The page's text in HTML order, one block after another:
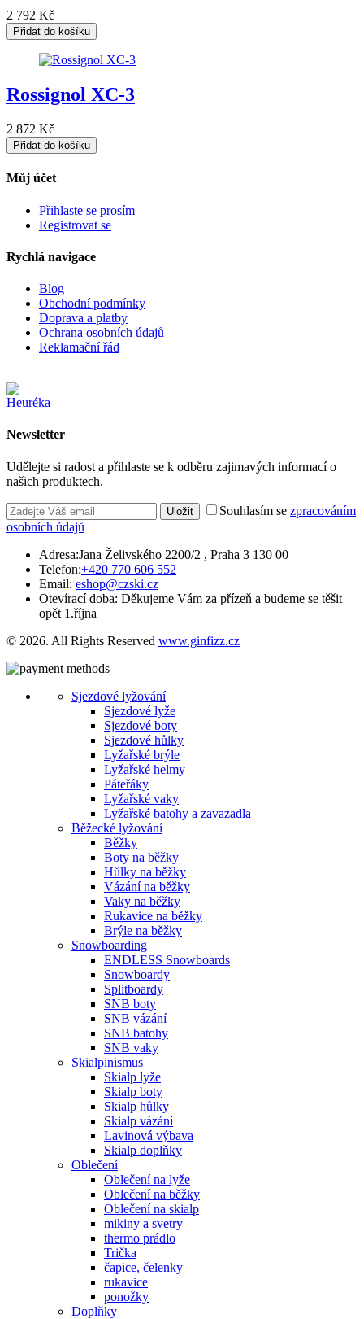
2 792 Kč
Přidat do košíku
Rossignol XC-3
2 872 Kč
Přidat do košíku
Můj účet
Přihlaste se prosím
Registrovat se
Rychlá navigace
Blog
Obchodní podmínky
Doprava a platby
Ochrana osobních údajů
Reklamační řád
Newsletter
Udělejte si radost a přihlaste se k odběru zajimavých informací o
našich produktech.
Uložit Souhlasím se zpracováním
osobních údajů
Adresa:Jana Želivského 2200/2 , Praha 3 130 00
Telefon:+420 770 606 552
Email: eshop@czski.cz
Otevírací doba: Děkujeme Vám za přízeň a budeme se těšit
opět 1.října
© 2026. All Rights Reserved www.ginfizz.cz
Sjezdové lyžování
Sjezdové lyže
Sjezdové boty
Sjezdové hůlky
Lyžařské brýle
Lyžařské helmy
Páteřáky
Lyžařské vaky
Lyžařské batohy a zavazadla
Běžecké lyžování
Běžky
Boty na běžky
Hůlky na běžky
Vázání na běžky
Vaky na běžky
Rukavice na běžky
Brýle na běžky
Snowboarding
ENDLESS Snowboards
Snowboardy
Splitboardy
SNB boty
SNB vázání
SNB batohy
SNB vaky
Skialpinismus
Skialp lyže
Skialp boty
Skialp hůlky
Skialp vázání
Lavinová výbava
Skialp doplňky
Oblečení
Oblečení na lyže
Oblečení na běžky
Oblečení na skialp
mikiny a svetry
thermo prádlo
Trička
čapice, čelenky
rukavice
ponožky
Doplňky